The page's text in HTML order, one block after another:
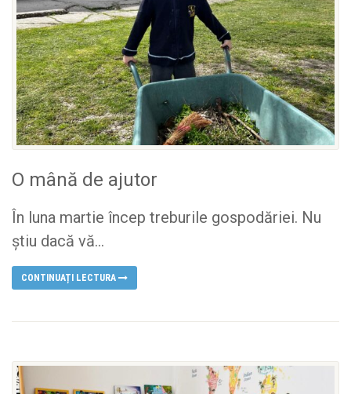
O mână de ajutor
În luna martie încep treburile gospodăriei. Nu
știu dacă vă...
CONTINUAȚI LECTURA